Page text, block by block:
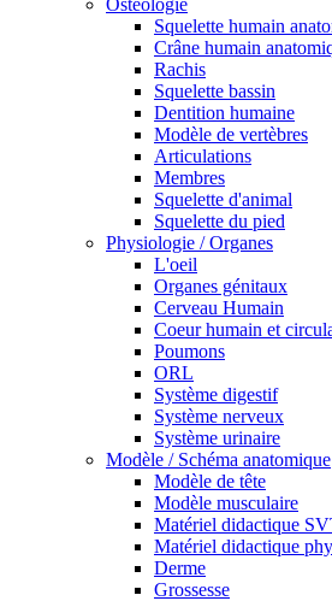
Ostéologie
Squelette humain
Crâne humain
Rachis
Squelette bassin
Dentition humaine
Modèle de vertèbres
Articulations
Membres
Squelette d'animal
Squelette du pied
Physiologie / Organes
L'oeil
Organes génitaux
Cerveau Humain
Coeur humain et
Poumons
ORL
Système digestif
Système nerveux
Système urinaire
Modèle / Schéma anatomique
Modèle de tête
Modèle musculaire
Matériel didactique
Matériel didactique
Derme
Grossesse